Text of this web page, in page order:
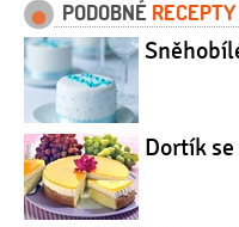
PODOBNÉ RECEPTY
Dortík